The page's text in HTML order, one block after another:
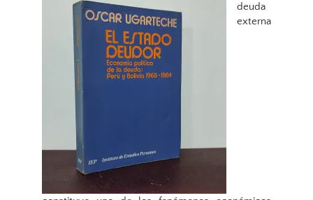
deuda
externa